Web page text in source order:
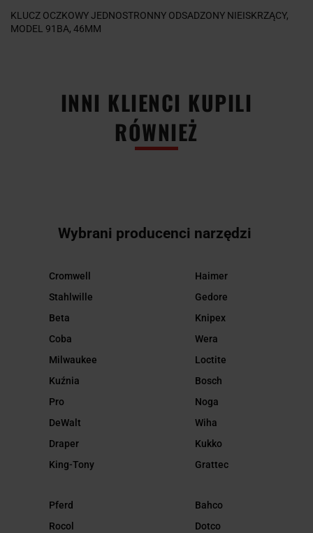
KLUCZ OCZKOWY JEDNOSTRONNY ODSADZONY NIEISKRZĄCY,
MODEL 91BA, 46MM
INNI KLIENCI KUPILI
RÓWNIEŻ
Wybrani producenci narzędzi
Cromwell
Stahlwille
Beta
Coba
Milwaukee
Kuźnia
Pro
DeWalt
Draper
King-Tony
Haimer
Gedore
Knipex
Wera
Loctite
Bosch
Noga
Wiha
Kukko
Grattec
Pferd
Rocol
Bahco
Dotco